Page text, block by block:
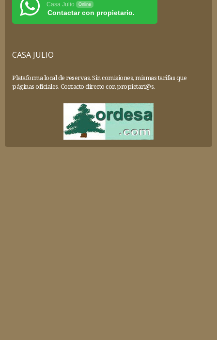
Casa Julio Online
Contactar con propietario.
CASA JULIO
Plataforma local de reservas. Sin comisiones, mismas tarifas que
páginas oficiales. Contacto directo con propietari@s.